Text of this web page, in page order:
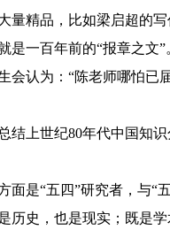
量精品，比如梁启超的
是一百年前的“报章之文
会认为： “陈老师哪怕已
结上世纪80年代中国知
面是“五四”研究者，与“
历史，也是现实；既是